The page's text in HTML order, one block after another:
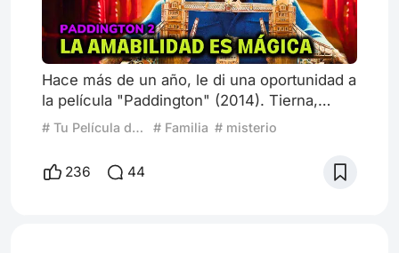
Hace más de un año, le di una oportunidad a
la película "Paddington" (2014). Tierna,
sencilla e inocente. Desde ese entonces,
que sobresale con creces entre todas las
adaptaciones de personajes infantiles al
# Tu Película de Confort # Familia # misterio
236 44